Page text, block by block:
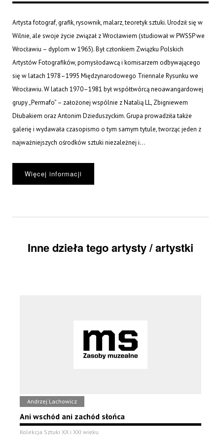
Artysta fotograf, grafik, rysownik, malarz, teoretyk sztuki. Urodził się w
Wilnie, ale swoje życie związał z Wrocławiem (studiował w PWSSP we
Wrocławiu – dyplom w 1965). Był członkiem Związku Polskich
Artystów Fotografików, pomysłodawcą i komisarzem odbywającego
się w latach 1978–1995 Międzynarodowego Triennale Rysunku we
Wrocławiu. W latach 1970–1981 był współtwórcą neoawangardowej
grupy „Permafo” – założonej wspólnie z Natalią LL, Zbigniewem
Dłubakiem oraz Antonim Dzieduszyckim. Grupa prowadziła także
galerię i wydawała czasopismo o tym samym tytule, tworząc jeden z
najważniejszych ośrodków sztuki niezależnej i...
Więcej informacji
Inne dzieła tego artysty / artystki
Andrzej Lachowicz
Ani wschód ani zachód słońca
Kolekcja Sztuki XX i XXI wieku